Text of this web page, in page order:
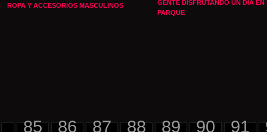
ROPA Y ACCESORIOS MASCULINOS
GENTE DISFRUTANDO UN DÍA EN
PARQUE
85 86 87 88 89 90 91